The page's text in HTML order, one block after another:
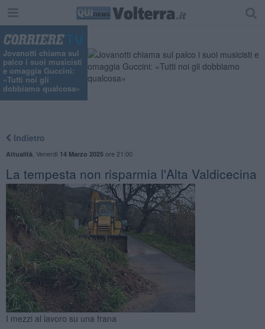
Jovanotti chiama sul
palco i suoi musicisti
e omaggia Guccini:
«Tutti noi gli
dobbiamo qualcosa»
Indietro
Attualità Venerdì 14 Marzo 2025ore 21:00
La tempesta non risparmia l'Alta Valdicecina
I mezzi al lavoro su una frana